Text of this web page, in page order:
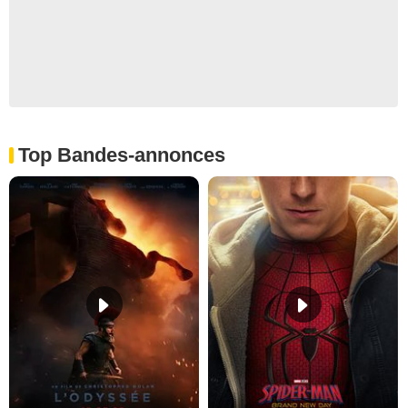
Top Bandes-annonces